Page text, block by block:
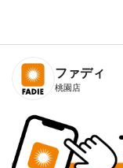
B
n
T
ファディ
桃園店